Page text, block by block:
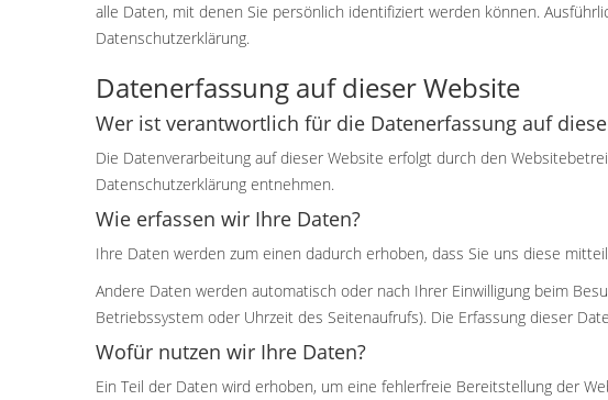
alle Daten, mit denen Sie persönlich identifiziert werden können.
Datenschutzerklärung.
Datenerfassung auf dieser Website
Wer ist verantwortlich für die Datenerfassung auf
Die Datenverarbeitung auf dieser Website erfolgt durch den
Datenschutzerklärung entnehmen.
Wie erfassen wir Ihre Daten?
Ihre Daten werden zum einen dadurch erhoben, dass Sie uns diese
Andere Daten werden automatisch oder nach Ihrer Einwilligung beim
Betriebssystem oder Uhrzeit des Seitenaufrufs). Die Erfassung dieser
Wofür nutzen wir Ihre Daten?
Ein Teil der Daten wird erhoben, um eine fehlerfreie Bereitstellung der